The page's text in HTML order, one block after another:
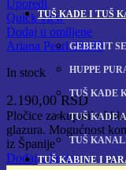
TUŠ KADE I TUŠ
GEBERIT
HUPPE
TUŠ KADE
TUŠ KADE
TUŠ
TUŠ KABINE I
Uporedi
Quick view
Dodaj u omiljene
Ariana Pearl 25x70
In stock
2.190,00RSD
Pločice za kupatilo I
glazura. Mogućnost
iz Španije
Dodaj u korpu